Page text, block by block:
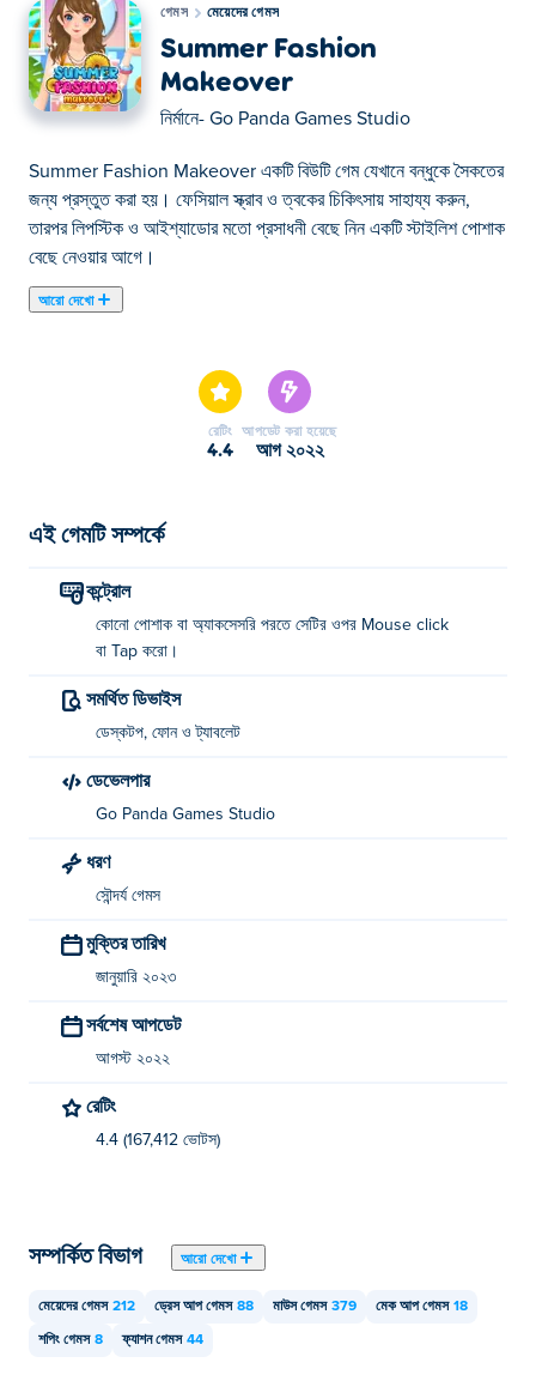
গেমস মেয়েদের গেমস
Summer Fashion
Makeover
নির্মানে- Go Panda Games Studio
Summer Fashion Makeover একটি বিউটি গেম যেখানে বন্ধুকে সৈকতের
জন্য প্রস্তুত করা হয়। ফেসিয়াল স্ক্রাব ও ত্বকের চিকিৎসায় সাহায্য করুন,
তারপর লিপস্টিক ও আইশ্যাডোর মতো প্রসাধনী বেছে নিন একটি স্টাইলিশ পোশাক
বেছে নেওয়ার আগে।
আরো দেখো
রেটিং
4.4
আপডেট করা হয়েছে
আগ ২০২২
এই গেমটি সম্পর্কে
কন্ট্রোল
কোনো পোশাক বা অ্যাকসেসরি পরতে সেটির ওপর Mouse click
বা Tap করো।
সমর্থিত ডিভাইস
ডেস্কটপ, ফোন ও ট্যাবলেট
ডেভেলপার
Go Panda Games Studio
ধরণ
সৌন্দর্য গেমস
মুক্তির তারিখ
জানুয়ারি ২০২৩
সর্বশেষ আপডেট
আগস্ট ২০২২
রেটিং
4.4 (167,412 ভোটস)
সম্পর্কিত বিভাগ আরো দেখো
মেয়েদের গেমস 212 ড্রেস আপ গেমস 88 মাউস গেমস 379 মেক আপ গেমস 18
শপিং গেমস 8 ফ্যাশন গেমস 44